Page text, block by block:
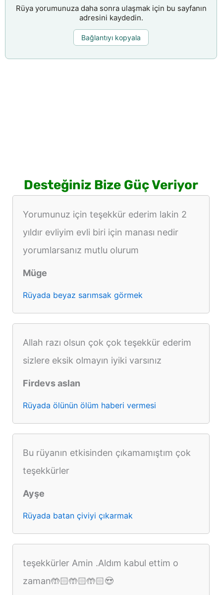
Rüya yorumunuza daha sonra ulaşmak için bu sayfanın
adresini kaydedin.
Bağlantıyı kopyala
Desteğiniz Bize Güç Veriyor
Yorumunuz için teşekkür ederim lakin 2
yıldır evliyim evli biri için manası nedir
yorumlarsanız mutlu olurum
Müge
Rüyada beyaz sarımsak görmek
Allah razı olsun çok çok teşekkür ederim
sizlere eksik olmayın iyiki varsınız
Firdevs aslan
Rüyada ölünün ölüm haberi vermesi
Bu rüyanın etkisinden çıkamamıştım çok
teşekkürler
Ayşe
Rüyada batan çiviyi çıkarmak
teşekkürler Amin .Aldım kabul ettim o
zaman🤲🏻🤲🏻🤲🏻😍